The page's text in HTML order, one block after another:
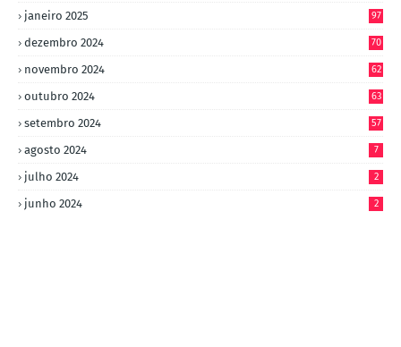
janeiro 2025 97
dezembro 2024 70
novembro 2024 62
outubro 2024 63
setembro 2024 57
agosto 2024 7
julho 2024 2
junho 2024 2